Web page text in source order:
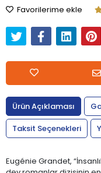
Favorilerime ekle
Ürün Açıklaması
Taksit Seçenekleri
Eugénie Grandet,